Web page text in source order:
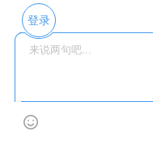
登录